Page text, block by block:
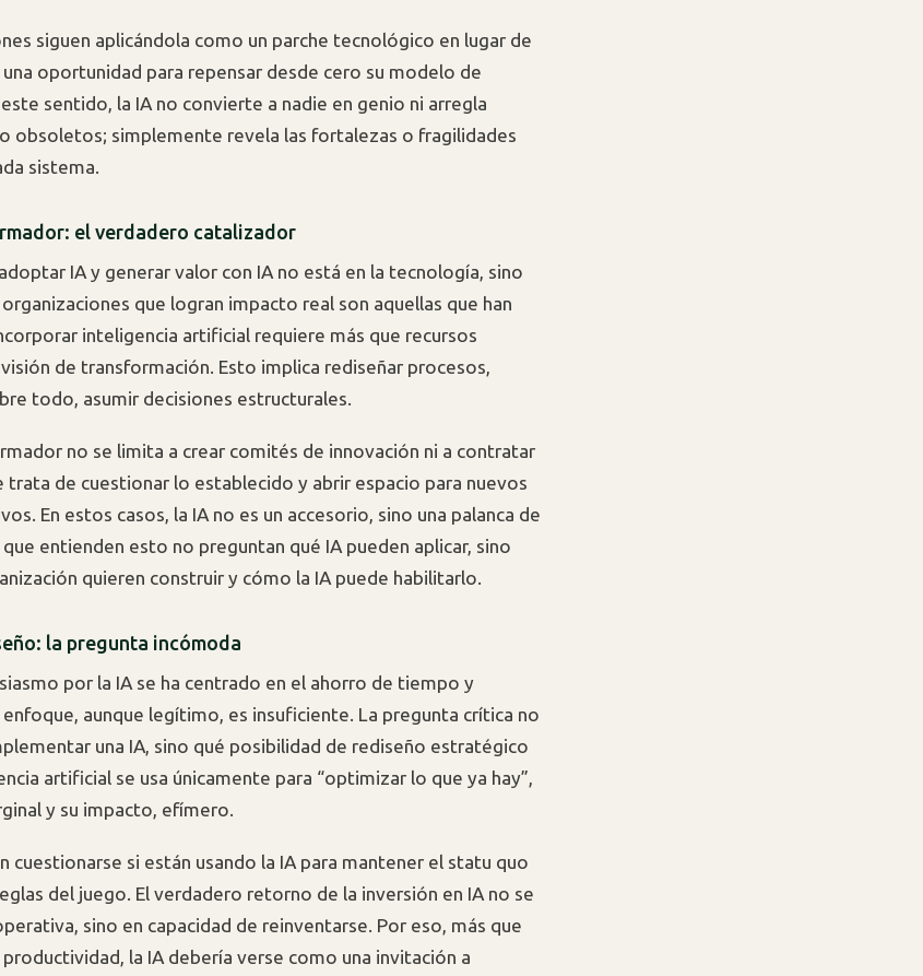
siguen aplicándola como un parche tecnológico en lugar de
oportunidad para repensar desde cero su modelo de
sentido, la IA no convierte a nadie en genio ni arregla
obsoletos; simplemente revela las fortalezas o fragilidades
sistema.
el verdadero catalizador
IA y generar valor con IA no está en la tecnología, sino
que logran impacto real son aquellas que han
inteligencia artificial requiere más que recursos
de transformación. Esto implica rediseñar procesos,
todo, asumir decisiones estructurales.
no se limita a crear comités de innovación ni a contratar
trata de cuestionar lo establecido y abrir espacio para nuevos
En estos casos, la IA no es un accesorio, sino una palanca de
entienden esto no preguntan qué IA pueden aplicar, sino
quieren construir y cómo la IA puede habilitarlo.
la pregunta incómoda
por la IA se ha centrado en el ahorro de tiempo y
aunque legítimo, es insuficiente. La pregunta crítica no
una IA, sino qué posibilidad de rediseño estratégico
artificial se usa únicamente para “optimizar lo que ya hay”,
y su impacto, efímero.
cuestionarse si están usando la IA para mantener el statu quo
del juego. El verdadero retorno de la inversión en IA no se
sino en capacidad de reinventarse. Por eso, más que
la IA debería verse como una invitación a